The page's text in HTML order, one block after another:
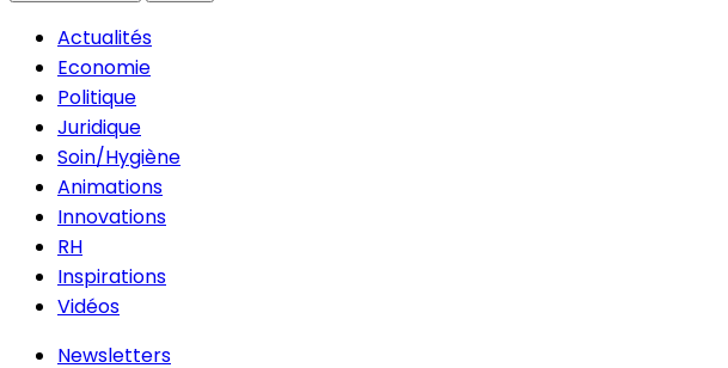
Actualités
Economie
Politique
Juridique
Soin/Hygiène
Animations
Innovations
RH
Inspirations
Vidéos
Newsletters